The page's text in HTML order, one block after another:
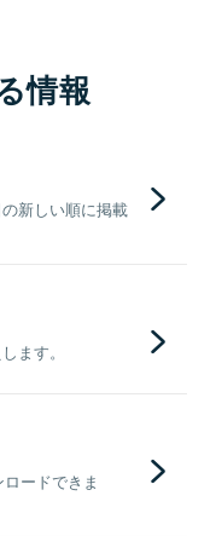
情報
新しい順に掲載
ます。
ードできま